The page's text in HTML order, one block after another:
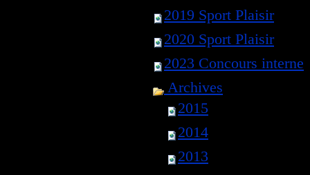
2019 Sport Plaisir
2020 Sport Plaisir
2023 Concours interne
Archives
2015
2014
2013